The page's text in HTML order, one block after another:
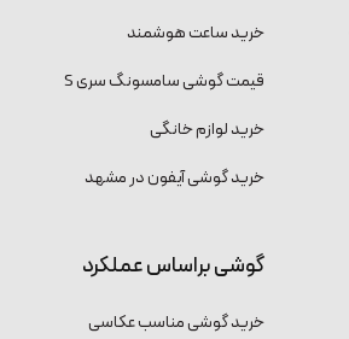
خرید ساعت هوشمند
قیمت گوشی سامسونگ سری S
خرید لوازم خانگی
خرید گوشی آیفون در مشهد
گوشی براساس عملکرد
خرید گوشی مناسب عکاسی